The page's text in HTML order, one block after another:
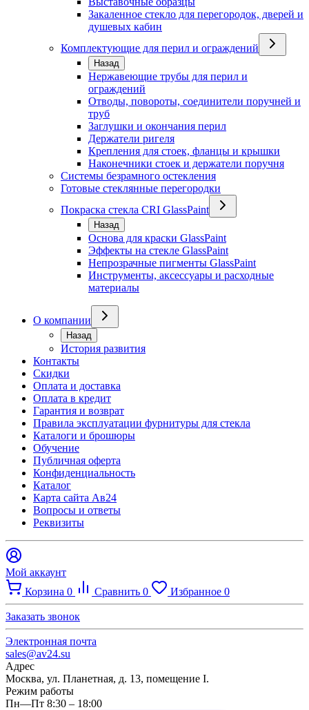
Закаленное стекло для перегородок, дверей и
душевых кабин
Комплектующие для перил и ограждений
Назад
Нержавеющие трубы для перил и
ограждений
Отводы, повороты, соединители поручней и
труб
Заглушки и окончания перил
Держатели ригеля
Крепления для стоек, фланцы и крышки
Наконечники стоек и держатели поручня
Системы безрамного остекления
Готовые стеклянные перегородки
Покраска стекла CRI GlassPaint
Назад
Основа для краски GlassPaint
Эффекты на стекле GlassPaint
Непрозрачные пигменты GlassPaint
Инструменты, аксессуары и расходные
материалы
О компании
Назад
История развития
Контакты
Скидки
Оплата и доставка
Оплата в кредит
Гарантия и возврат
Правила эксплуатации фурнитуры для стекла
Каталоги и брошюры
Обучение
Публичная оферта
Конфиденциальность
Каталог
Карта сайта Ав24
Вопросы и ответы
Реквизиты
Мой аккаунт
Корзина 0 Сравнить 0 Избранное 0
Заказать звонок
Электронная почта
sales@av24.su
Адрес
Москва, ул. Планетная, д. 13, помещение I.
Режим работы
Пн—Пт 8:30 – 18:00